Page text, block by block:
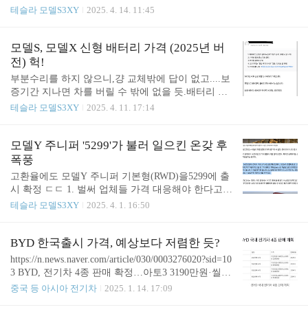
속 떨어지고 에어서스 대신 코일 서스- 최대적재용
삭제, 후방 라이트바 삭제 등- 기본 타이어 18인
치 테슬라는 목요일 미국에서 주행 거리가 더 길고
가격이 더 높은 새로운 버전의 사이버트럭을 출시했
다고 회사 웹사이트를 통해 밝혔다.새로운 '롱 레인
지' 모델은 테슬라가 판매하는 세 가지 사이버트럭
모델 중 가장 저렴한 가격인 6만 9,990달러에 판매된
다 약 1만 달러 더 비싸다.이 모델은 단일 모터 후륜
구동 방식이며, 테슬라가 판매하던 기존..
테슬라 모델S3XY 2025. 4. 14. 11:45
모델S, 모델X 신형 배터리 가격 (2025년 버
전) 헉!
부분수리를 하지 않으니,걍 교체밖에 답이 없고....보
증기간 지나면 차를 버릴 수 밖에 없을 듯.배터리 가
격은 예전보다 몇백만원 더 오른 것 같다. 참고로, 모
라는 배터리 안뻗는 전기차라고 생각하면 큰 오산테
슬라는 무적이라고 생각하는 사람들이 종종 있다. 해
외에 수십만 km를 주행했지만 멀쩡하다는 특수 사례
가 이들의 확증 편향을 유도하는 증거로 활용된다.
미안하지만 테슬라는 크고 작은 고meritocrat.tistory.c
omhttps://meritocrat.tistory.com/216 배터리 가격 감추
다는 소리는 어제오..
테슬라 모델S3XY 2025. 4. 11. 17:14
모델Y 주니퍼 '5299'가 불러 일으킨 온갖 후
폭풍
고환율에도 모델Y 주니퍼 기본형(RWD)을5299에 출
시 확정 ㄷㄷ 1. 벌써 업체들 가격 대응해야 한다고
난리... - 아토3도 이미 구형인데, 밀린 4월 출고 이 가
기도 나오는 모양 https://n.news.naver.com/mnews/artic
le/025/0003430834?sid=101 BYD추격 의식했나...테슬
라, 고환율에도 신형 모델Y 출시가 인하지난 29일 경
장. 오전 11시 개장 전부터 200m 이상의 긴 줄이 형성
테슬라 모델S3XY 2025. 4. 1. 16:50
BYD 한국출시 가격, 예상보다 저렴한 듯?
https://n.news.naver.com/article/030/0003276020?sid=10
3 BYD, 전기차 4종 판매 확정…아토3 3190만원·씰 4
290만원·돌핀 2600만원·시라이언7 4490만원중국 BY
중국 등 아시아 전기차 2025. 1. 14. 17:09